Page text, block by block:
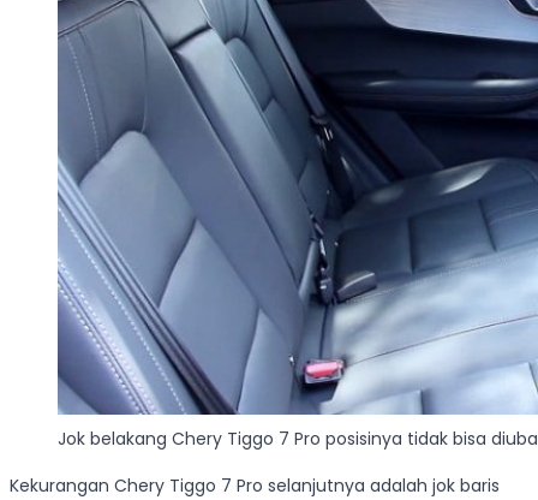
Jok belakang Chery Tiggo 7 Pro posisinya tidak bisa
Kekurangan Chery Tiggo 7 Pro selanjutnya adalah jok baris